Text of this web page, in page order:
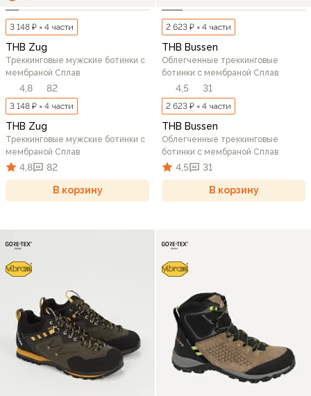
3 148 ₽ × 4 части
THB Zug
Треккинговые мужские ботинки c
мембраной Сплав
4,8 82
3 148 ₽ × 4 части
THB Zug
Треккинговые мужские ботинки c
мембраной Сплав
4,8 82
В корзину
2 623 ₽ × 4 части
THB Bussen
Облегченные треккинговые
ботинки c мембраной Сплав
4,5 31
2 623 ₽ × 4 части
THB Bussen
Облегченные треккинговые
ботинки c мембраной Сплав
4,5 31
В корзину